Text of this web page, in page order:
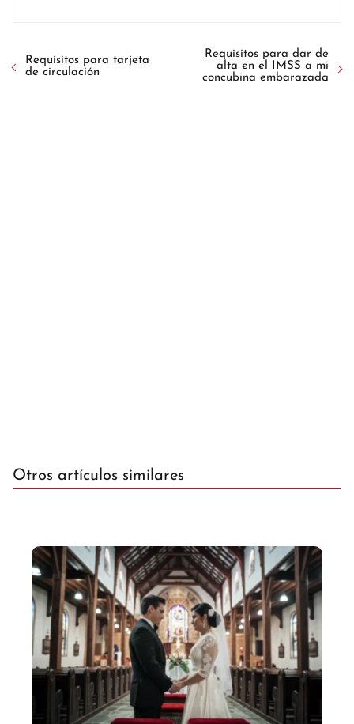
Requisitos para tarjeta
de circulación
Requisitos para dar de
alta en el IMSS a mi
concubina embarazada
Otros artículos similares